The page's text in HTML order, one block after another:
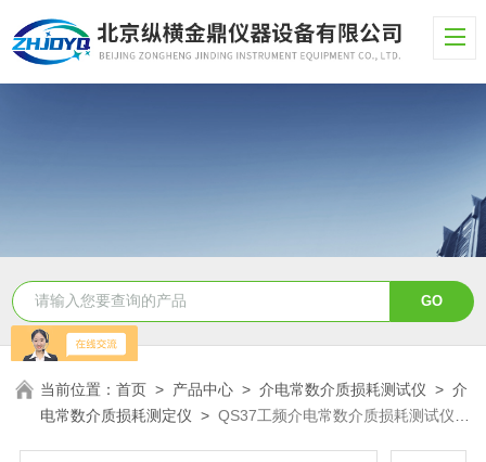
当前位置：首页 > 产品中心 >介电常数介质损耗测试仪 >介
电常数介质损耗测定仪 >QS37工频介电常数介质损耗测试仪